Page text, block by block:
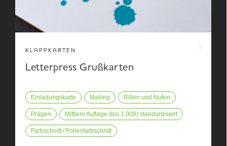
KLAPPKARTEN
Letterpress Grußkarten
Einladungskarte Mailing Rillen und Nuten
Prägen Mittlere Auflage (bis 1.000) standardisiert
Farbschnitt / Folienfarbschnitt